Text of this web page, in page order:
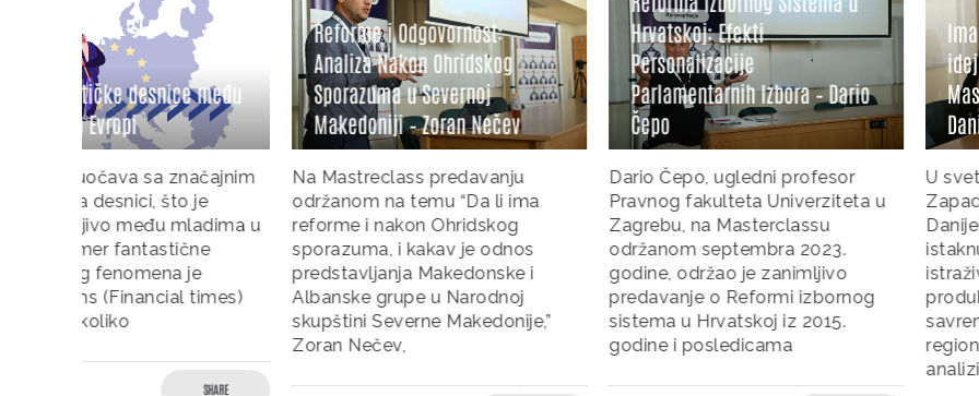
Reforme i Odgovornost:
Analiza Nakon Ohridskog
Sporazuma u Severnoj
Makedoniji – Zoran Nečev
Na Mastreclass predavanju
održanom na temu “Da li ima
reforme i nakon Ohridskog
sporazuma, i kakav je odnos
predstavljanja Makedonske i
Albanske grupe u Narodnoj
skupštini Severne Makedonije,”
Hrvatskoj: Efekti
Personalizacije
Parlamentarnih Izbora – Dario
Čepo
Dario Čepo, ugledni profesor
Pravnog fakulteta Univerziteta u
Zagrebu, na Masterclassu
održanom septembra 2023.
godine, održao je zanimljivo
predavanje o Reformi izbornog
sistema u Hrvatskoj iz 2015.
Ima li prostora za zeleno-
ideje na Zapadnom Balkanu
Masterclass predavanje
Danijele Dolenec
U svetu političkih previranja
Zapadnom Balkanu,
Danijela Dolenec zauzima
istaknuto mesto kao ugledna
istraživačica i predavačica
produbljuje razumevanje
savremenih političkih
regionu. Njena posvećenost